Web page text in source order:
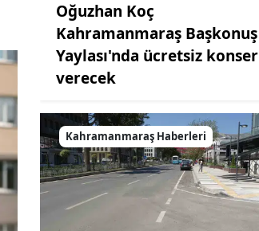
Oğuzhan Koç
Kahramanmaraş Başkonuş
Yaylası'nda ücretsiz konser
verecek
Kahramanmaraş Haberleri